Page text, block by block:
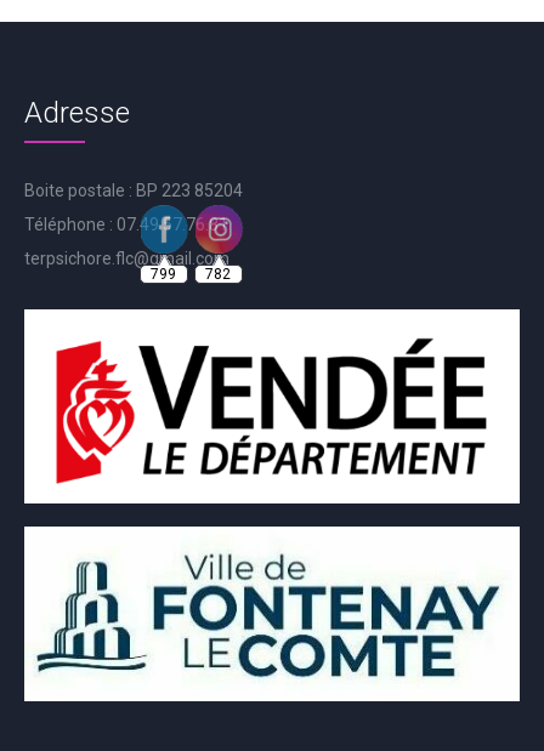
Adresse
Boite postale : BP 223 85204
Téléphone : 07.49.57.76.81
terpsichore.flc@gmail.com
799 782